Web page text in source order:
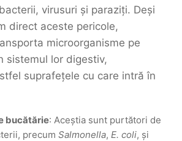
virusuri și paraziți. Deși
direct aceste pericole,
microorganisme pe
sistemul lor digestiv,
suprafețele cu care intră în
bucătărie: Aceștia sunt purtători de
precum Salmonella, E. coli, și